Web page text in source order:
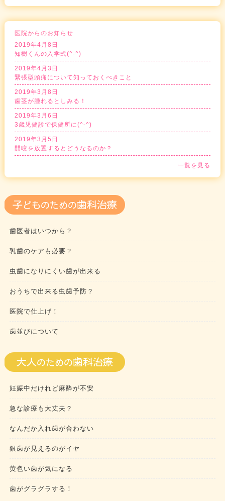
医院からのお知らせ
2019年4月8日
知樹くんの入学式(^-^)
2019年4月3日
緊張型頭痛について知っておくべきこと
2019年3月8日
歯茎が腫れるとしみる！
2019年3月6日
3歳児健診で保健所に(^-^)
2019年3月5日
開咬を放置するとどうなるのか？
一覧を見る
歯医者はいつから？
乳歯のケアも必要？
虫歯になりにくい歯が出来る
おうちで出来る虫歯予防？
医院で仕上げ！
歯並びについて
妊娠中だけれど麻酔が不安
急な診療も大丈夫？
なんだか入れ歯が合わない
銀歯が見えるのがイヤ
黄色い歯が気になる
歯がグラグラする！